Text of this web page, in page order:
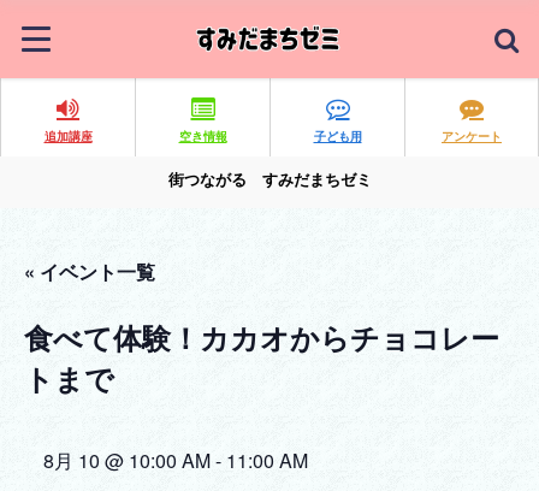
追加講座 空き情報 子ども用 アンケート
街つながる すみだまちゼミ
« イベント一覧
食べて体験！カカオからチョコレー
トまで
8月 10 @ 10:00 AM- 11:00 AM